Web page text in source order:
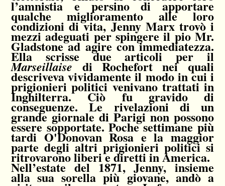
l’amnistia e persino di apportare
qualche miglioramento alle loro
condizioni di vita, Jenny Marx trovò i
mezzi adeguati per spingere il pio Mr.
Gladstone ad agire con immediatezza.
Ella scrisse due articoli per il
Marseillaisedi Rochefort nei quali
descriveva vividamente il modo in cui i
prigionieri politici venivano trattati in
Inghilterra. Ciò fu gravido di
conseguenze. Le rivelazioni di un
grande giornale di Parigi non possono
essere sopportate. Poche settimane più
tardi O'Donovan Rosa e la maggior
parte degli altri prigionieri politici si
ritrovarono liberi e diretti in America.
Nell’estate del 1871, Jenny, insieme
alla sua sorella più giovane, andò a